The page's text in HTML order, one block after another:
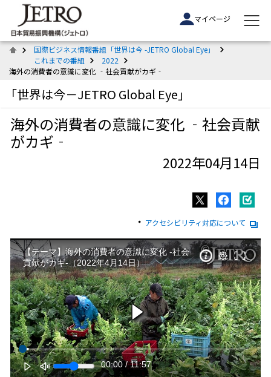
マイページ
国際ビジネス情報番組「世界は今 -JETRO Global Eye」
これまでの番組
2022
海外の消費者の意識に変化 ‐社会貢献がカギ‐
「世界は今－JETRO Global Eye」
海外の消費者の意識に変化 ‐社会貢献
がカギ‐
2022年04月14日
アクセシビリティ対応について
【テーマ】海外の消費者の意識に変化 ‐社会
貢献がカギ‐（2022年4月14日）
00:00 / 11:57